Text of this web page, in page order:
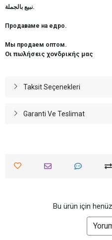
نبيع بالجملة.
Продаваме на едро.
Мы продаем оптом.
Οι πωλήσεις χονδρικής μας
Taksit Seçenekleri
Garanti Ve Teslimat
Bu ürün için